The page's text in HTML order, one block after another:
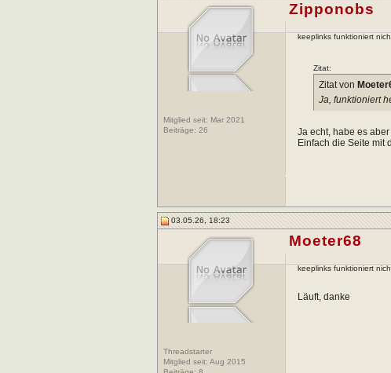
Mitglied seit: Mar 2021
Beiträge: 26
Zipponobs
keeplinks funktioniert
Zitat:
Zitat von
Ja, funktioniert
Ja echt, habe es
Einfach die Seite mit
03.05.26, 18:23
Threadstarter
Mitglied seit: Aug 2015
Moeter68
keeplinks funktioniert
Läuft, danke